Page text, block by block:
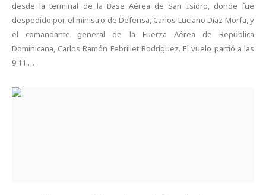
desde la terminal de la Base Aérea de San Isidro, donde fue
despedido por el ministro de Defensa, Carlos Luciano Díaz Morfa, y
el comandante general de la Fuerza Aérea de República
Dominicana, Carlos Ramón Febrillet Rodríguez. El vuelo partió a las
9:11 …